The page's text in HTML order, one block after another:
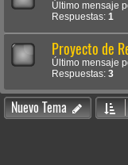
Último mensaje
Respuestas: 1
Proyecto de
Último mensaje
Respuestas: 3
Nuevo Tema